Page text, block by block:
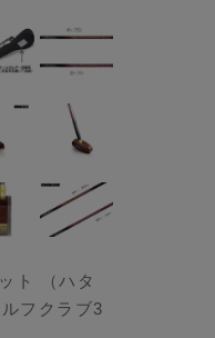
ト （ハタ
フクラブ3